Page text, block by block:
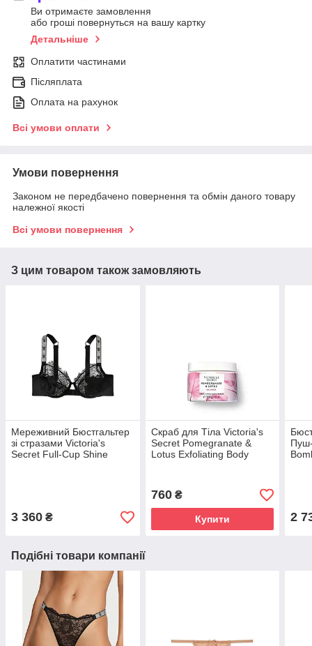
Ви отримаєте замовлення
або гроші повернуться на вашу картку
Детальніше
Оплатити частинами
Післяплата
Оплата на рахунок
Всі умови оплати
Умови повернення
Законом не передбачено повернення та обмін даного товару
належної якості
Всі умови повернення
З цим товаром також замовляють
Мереживний Бюстгальтер
зі стразами Victoria's
Secret Full-Cup Shine
3 360 ₴
Скраб для Тіла Victoria's
Secret Pomegranate &
Lotus Exfoliating Body
760₴
Купити 2
Подібні товари компанії